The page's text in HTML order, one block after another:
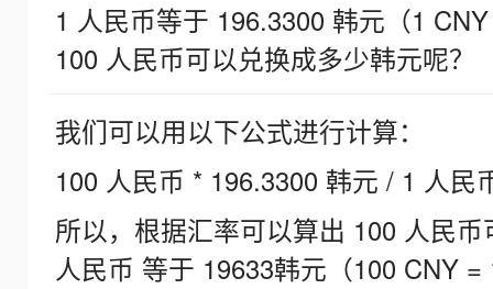
1 人民币等于 196.3300 韩元（1
100 人民币可以兑换成多少韩元呢？
我们可以用以下公式进行计算：
100 人民币 * 196.3300 韩元 / 1 人民
所以，根据汇率可以算出 100 人民
人民币 等于 19633韩元（100 CNY =